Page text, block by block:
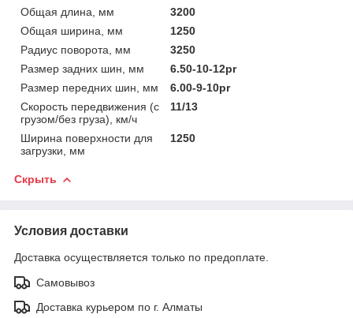
Общая длина, мм
3200
Общая ширина, мм
1250
Радиус поворота, мм
3250
Размер задних шин, мм
6.50-10-12pr
Размер передних шин, мм
6.00-9-10pr
Скорость передвижения (с
грузом/без груза), км/ч
11/13
Ширина поверхности для
загрузки, мм
1250
Скрыть
Условия доставки
Доставка осуществляется только по предоплате.
Самовывоз
Доставка курьером по г. Алматы